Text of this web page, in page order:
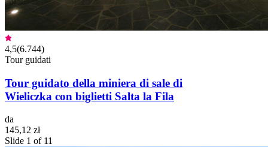
4,5(6.744)
Tour guidati
Tour guidato della miniera di sale di
Wieliczka con biglietti Salta la Fila
da
145,12 zł
Slide 1 of 11